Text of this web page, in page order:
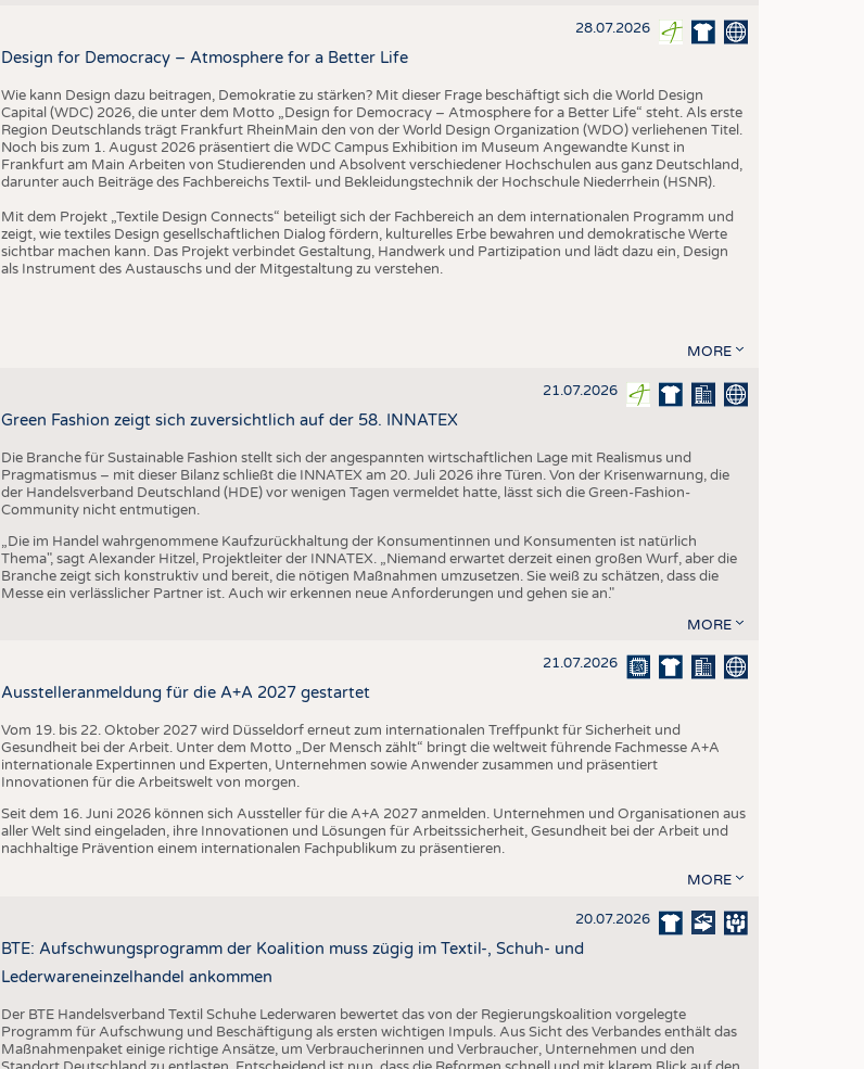
28.07.2026
Design for Democracy – Atmosphere for a Better Life
Wie kann Design dazu beitragen, Demokratie zu stärken? Mit dieser Frage beschäftigt sich die World Design
Capital (WDC) 2026, die unter dem Motto „Design for Democracy – Atmosphere for a Better Life“ steht. Als erste
Region Deutschlands trägt Frankfurt RheinMain den von der World Design Organization (WDO) verliehenen Titel.
Noch bis zum 1. August 2026 präsentiert die WDC Campus Exhibition im Museum Angewandte Kunst in
Frankfurt am Main Arbeiten von Studierenden und Absolvent verschiedener Hochschulen aus ganz Deutschland,
darunter auch Beiträge des Fachbereichs Textil- und Bekleidungstechnik der Hochschule Niederrhein (HSNR).
Mit dem Projekt „Textile Design Connects“ beteiligt sich der Fachbereich an dem internationalen Programm und
zeigt, wie textiles Design gesellschaftlichen Dialog fördern, kulturelles Erbe bewahren und demokratische Werte
sichtbar machen kann. Das Projekt verbindet Gestaltung, Handwerk und Partizipation und lädt dazu ein, Design
als Instrument des Austauschs und der Mitgestaltung zu verstehen.
MORE
21.07.2026
Green Fashion zeigt sich zuversichtlich auf der 58. INNATEX
Die Branche für Sustainable Fashion stellt sich der angespannten wirtschaftlichen Lage mit Realismus und
Pragmatismus – mit dieser Bilanz schließt die INNATEX am 20. Juli 2026 ihre Türen. Von der Krisenwarnung, die
der Handelsverband Deutschland (HDE) vor wenigen Tagen vermeldet hatte, lässt sich die Green-Fashion-
Community nicht entmutigen.
„Die im Handel wahrgenommene Kaufzurückhaltung der Konsumentinnen und Konsumenten ist natürlich
Thema", sagt Alexander Hitzel, Projektleiter der INNATEX. „Niemand erwartet derzeit einen großen Wurf, aber die
Branche zeigt sich konstruktiv und bereit, die nötigen Maßnahmen umzusetzen. Sie weiß zu schätzen, dass die
Messe ein verlässlicher Partner ist. Auch wir erkennen neue Anforderungen und gehen sie an."
MORE
21.07.2026
Ausstelleranmeldung für die A+A 2027 gestartet
Vom 19. bis 22. Oktober 2027 wird Düsseldorf erneut zum internationalen Treffpunkt für Sicherheit und
Gesundheit bei der Arbeit. Unter dem Motto „Der Mensch zählt“ bringt die weltweit führende Fachmesse A+A
internationale Expertinnen und Experten, Unternehmen sowie Anwender zusammen und präsentiert
Innovationen für die Arbeitswelt von morgen.
Seit dem 16. Juni 2026 können sich Aussteller für die A+A 2027 anmelden. Unternehmen und Organisationen aus
aller Welt sind eingeladen, ihre Innovationen und Lösungen für Arbeitssicherheit, Gesundheit bei der Arbeit und
nachhaltige Prävention einem internationalen Fachpublikum zu präsentieren.
MORE
20.07.2026
BTE: Aufschwungsprogramm der Koalition muss zügig im Textil-, Schuh- und
Lederwareneinzelhandel ankommen
Der BTE Handelsverband Textil Schuhe Lederwaren bewertet das von der Regierungskoalition vorgelegte
Programm für Aufschwung und Beschäftigung als ersten wichtigen Impuls. Aus Sicht des Verbandes enthält das
Maßnahmenpaket einige richtige Ansätze, um Verbraucherinnen und Verbraucher, Unternehmen und den